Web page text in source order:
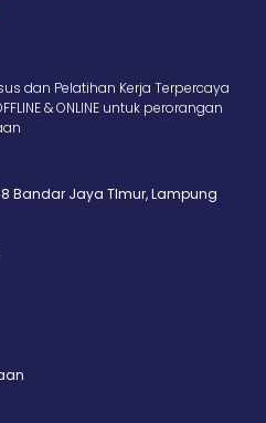
dan Pelatihan Kerja Terpercaya
& ONLINE untuk perorangan
Bandar Jaya TImur, Lampung